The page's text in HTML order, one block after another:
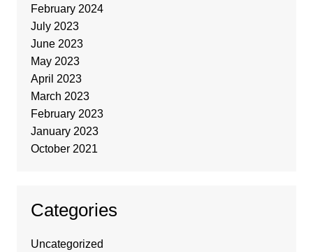
February 2024
July 2023
June 2023
May 2023
April 2023
March 2023
February 2023
January 2023
October 2021
Categories
Uncategorized